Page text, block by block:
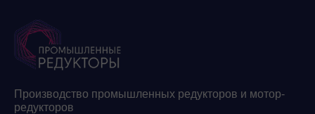
Производство промышленных редукторов и мотор-
редукторов